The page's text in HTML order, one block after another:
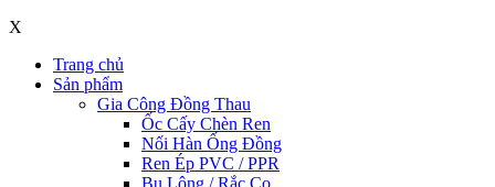
X
Trang chủ
Sản phẩm
Gia Công Đồng Thau
Ốc Cấy Chèn Ren
Nối Hàn Ống Đồng
Ren Ép PVC / PPR
Bu Lông / Rắc Co